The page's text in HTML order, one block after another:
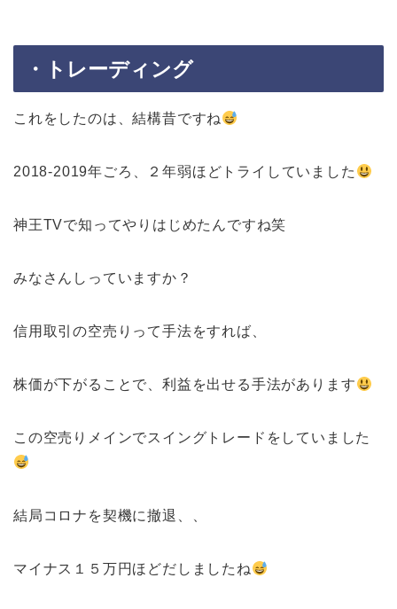
・トレーディング
これをしたのは、結構昔ですね
2018-2019年ごろ、２年弱ほどトライしていました
神王TVで知ってやりはじめたんですね笑
みなさんしっていますか？
信用取引の空売りって手法をすれば、
株価が下がることで、利益を出せる手法があります
この空売りメインでスイングトレードをしていました
結局コロナを契機に撤退、、
マイナス１５万円ほどだしましたね